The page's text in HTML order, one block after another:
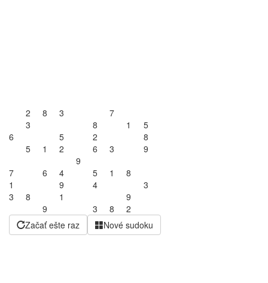
2 8 3
7
3
8 1
5
6
5 2
8
5
1 2 6 3
9
9
7
6 4 5 1
8
1
9 4
3
3
8 1
9
9
3 8
2
Začať ešte raz
Nové sudoku